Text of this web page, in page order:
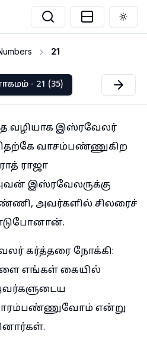
21
- 21 (35)
வழியாக இஸ்ரவேலர்
வாசம்பண்ணுகிற
ராஜா
இஸ்ரவேலருக்கு
அவர்களில் சிலரைச்
கர்த்தரை நோக்கி:
எங்கள் கையில்
என்று